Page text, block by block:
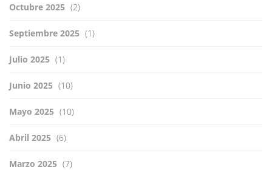
Octubre 2025 (2)
Septiembre 2025 (1)
Julio 2025 (1)
Junio 2025 (10)
Mayo 2025 (10)
Abril 2025 (6)
Marzo 2025 (7)